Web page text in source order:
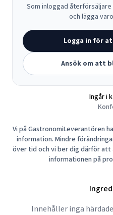
Som inloggad
och lägga
Logga in för
Ansök om att
Ingår i
Vi på GastronomiLeverantören
information. Mindre
över tid och vi ber dig därför
informationen på
Innehåller inga